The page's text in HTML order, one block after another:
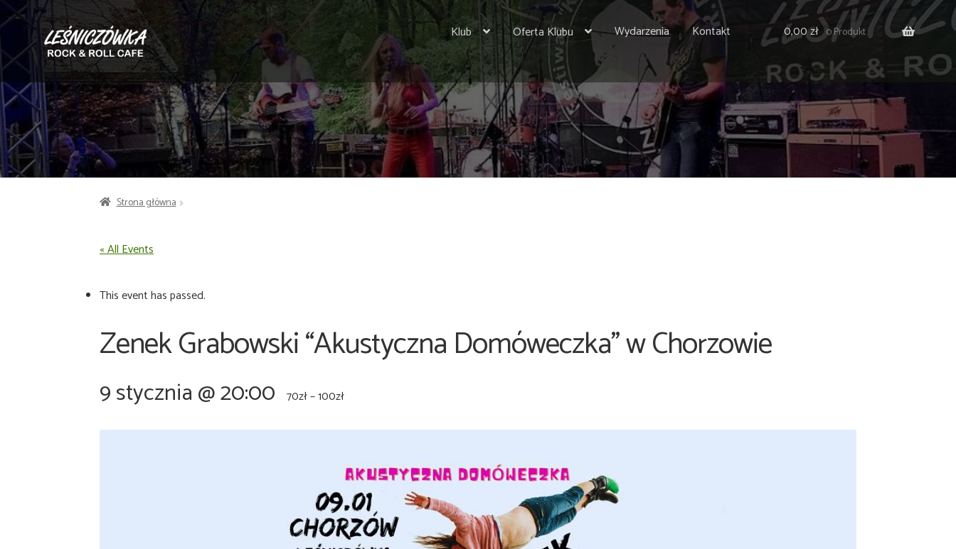
Przejdź
nawigacji
Przejdź
treści
Klub Oferta Klubu Wydarzenia Kontakt 0,00zł 0 Produkt
Strona główna
« All Events
This event has passed.
Zenek Grabowski “Akustyczna Domóweczka” w Chorzowie
9 stycznia @ 20:00 70zł – 100zł